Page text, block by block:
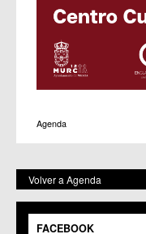
Agenda
Volver a Agenda
FACEBOOK